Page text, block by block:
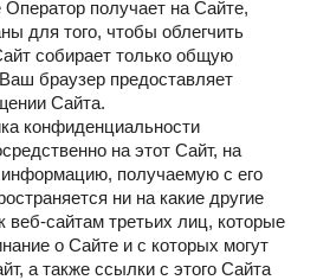
получает на Сайте,
для того, чтобы облегчить
собирает только общую
браузер предоставляет
Сайта.
конфиденциальности
на этот Сайт, на
получаемую с его
ни на какие другие
веб-сайтам третьих лиц, которые
о Сайте и с которых могут
а также ссылки с этого Сайта